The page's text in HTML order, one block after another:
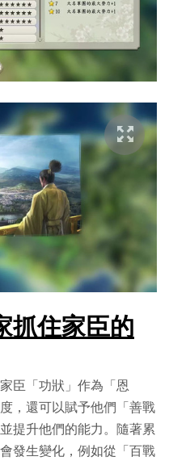
抓住家臣的
臣「功狀」作為「恩
，還可以賦予他們「善戰
提升他們的能力。隨著累
發生變化，例如從「百戰